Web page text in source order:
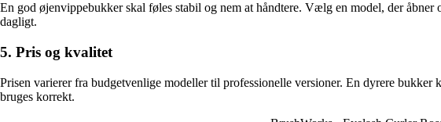
En god øjenvippebukker skal føles stabil og nem at håndtere. Vælg en model, der
dagligt.
5. Pris og kvalitet
Prisen varierer fra budgetvenlige modeller til professionelle versioner. En dyrere
bruges korrekt.